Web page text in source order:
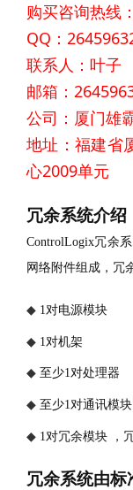
购买咨询热线
QQ：
联系人：叶子
邮箱：
公司：厦门雄
地址：福建省
心2009单元
冗余系统介绍
ControlLogix冗余
网络附件组成，冗
◆ 1对电源模块
◆ 1对机架
◆ 至少1对处理器
◆ 至少1对通讯模块
◆ 1对冗余模块 ，
冗余系统由标